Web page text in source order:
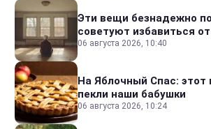
Эти вещи безнадежно
советуют избавиться
06 августа 2026, 10:40
На Яблочный Спас: этот
пекли наши бабушки
06 августа 2026, 10:24